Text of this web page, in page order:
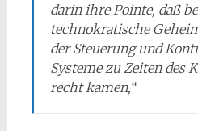
darin ihre Pointe, daß
technokratische
der Steuerung und
Systeme zu Zeiten des
recht kamen,“